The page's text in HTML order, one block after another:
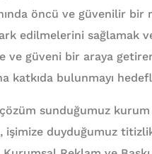
öncü ve güvenilir bir
edilmelerini sağlamak
ve güveni bir araya
katkıda bulunmayı
sunduğumuz kurum
işimize duyduğumuz